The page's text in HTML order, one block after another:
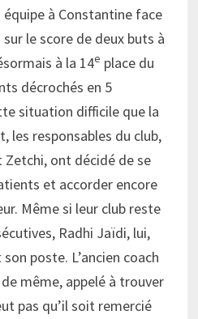
à Constantine face
le score de deux buts à
à la 14e place du
décrochés en 5
situation difficile que la
les responsables du club,
ont décidé de se
et accorder encore
Même si leur club reste
Radhi Jaïdi, lui,
poste. L’ancien coach
même, appelé à trouver
pas qu’il soit remercié